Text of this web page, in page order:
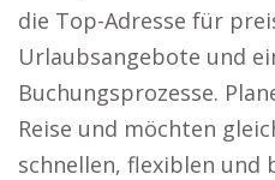
die Top-Adresse für
Urlaubsangebote und
Buchungsprozesse.
Reise und möchten
schnellen, flexiblen und